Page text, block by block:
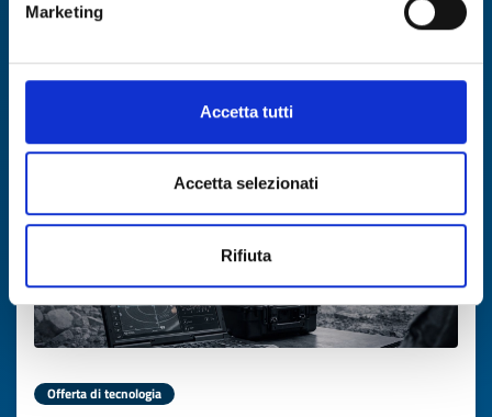
Marketing
Accetta tutti
Accetta selezionati
Rifiuta
SCOPRI DI PIÙ →
Scade il02 aprile 2027
Offerta di tecnologia